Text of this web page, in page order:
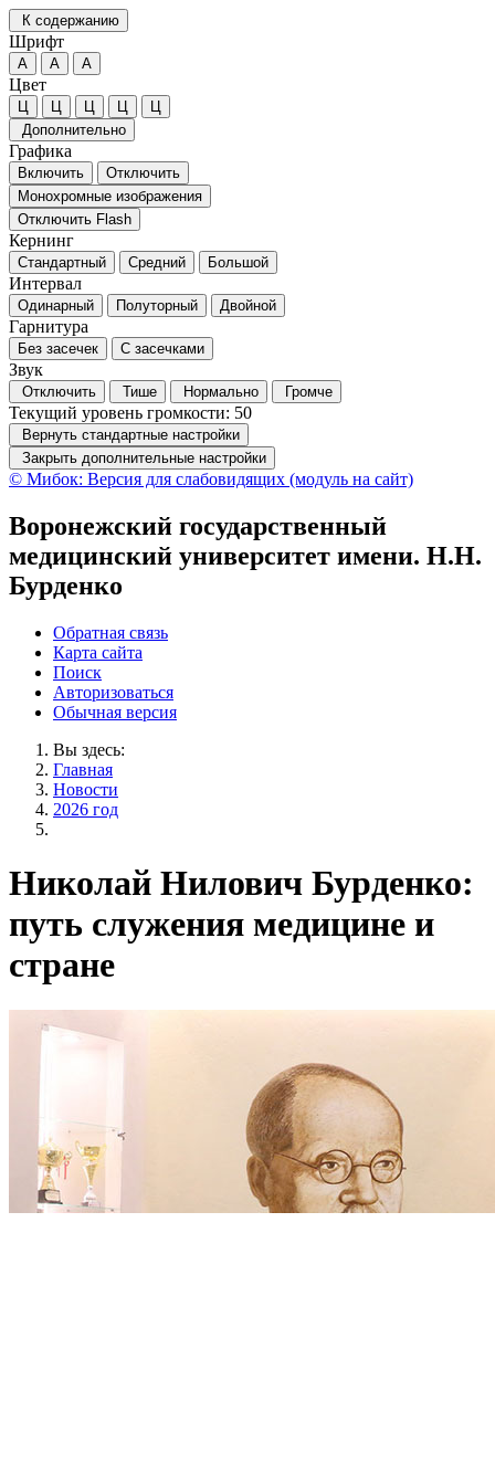
К содержанию
Шрифт
А А А
Цвет
Ц Ц Ц Ц
Ц
Дополнительно
Графика
Включить
Отключить
Монохромные изображения
Отключить Flash
Кернинг
Стандартный Средний Большой
Интервал
Одинарный Полуторный Двойной
Гарнитура
Без засечек С засечками
Звук
Отключить Тише Нормально Громче
Текущий уровень громкости: 50
Вернуть стандартные настройки
Закрыть дополнительные настройки
© Мибок: Версия для слабовидящих (модуль на сайт)
Воронежский государственный
медицинский университет имени. Н.Н.
Бурденко
Обратная связь
Карта сайта
Поиск
Авторизоваться
Обычная версия
Вы здесь:
Главная
Новости
2026 год
Николай Нилович Бурденко:
путь служения медицине и
стране